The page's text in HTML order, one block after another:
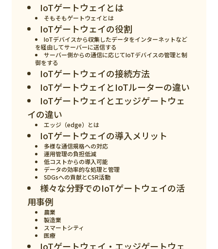
スマート物流
ニュース
デジタルサイネージ
カメラ
おすすめ
検索する
IoTゲートウェイとは
そもそもゲートウェイとは
IoTゲートウェイの役割
IoTデバイスから収集したデータをインターネットなど
を経由してサーバーに送信する
サーバー側からの通信に応じてIoTデバイスの管理と制
御をする
IoTゲートウェイの接続方法
IoTゲートウェイとIoTルーターの違い
IoTゲートウェイとエッジゲートウェ
イの違い
エッジ（edge）とは
IoTゲートウェイの導入メリット
多様な通信規格への対応
運用管理の負担低減
低コストからの導入可能
データの効率的な処理と管理
SDGsへの貢献とCSR活動
様々な分野でのIoTゲートウェイの活
用事例
農業
製造業
スマートシティ
医療
IoTゲートウェイ・エッジゲートウェ